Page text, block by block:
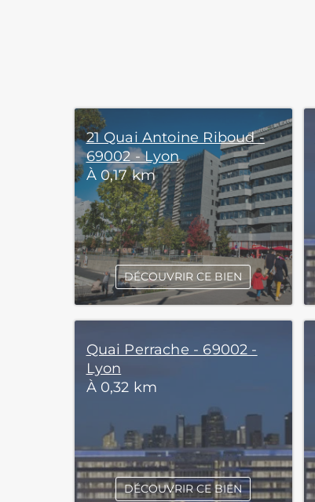
21 Quai Antoine Riboud -
69002 - Lyon
À 0,17 km
DÉCOUVRIR CE BIEN
Quai Perrache - 69002 -
Lyon
À 0,32 km
DÉCOUVRIR CE BIEN